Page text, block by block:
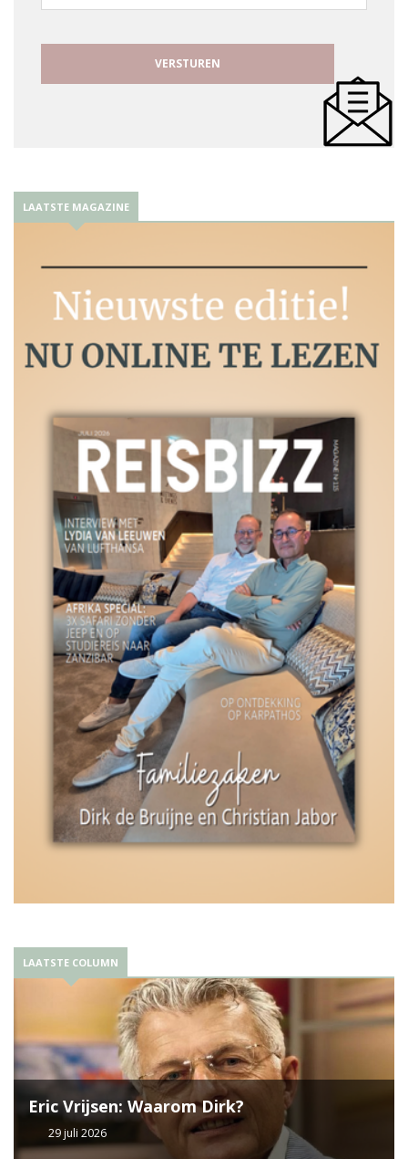
mailadres
LAATSTE MAGAZINE
LAATSTE COLUMN
Eric Vrijsen: Waarom Dirk?
29 juli 2026